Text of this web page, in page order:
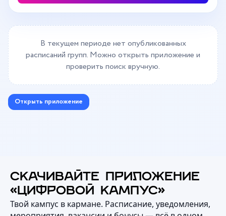
В текущем периоде нет опубликованных
расписаний групп. Можно открыть приложение и
проверить поиск вручную.
Открыть приложение
СКАЧИВАЙТЕ ПРИЛОЖЕНИЕ
«ЦИФРОВОЙ КАМПУС»
Твой кампус в кармане. Расписание, уведомления,